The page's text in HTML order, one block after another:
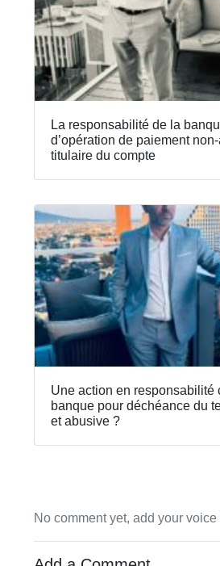
La responsabilité de la
d’opération de paiement
titulaire du compte
Une action en responsabilité
banque pour déchéance du
et abusive ?
No comment yet, add your voice